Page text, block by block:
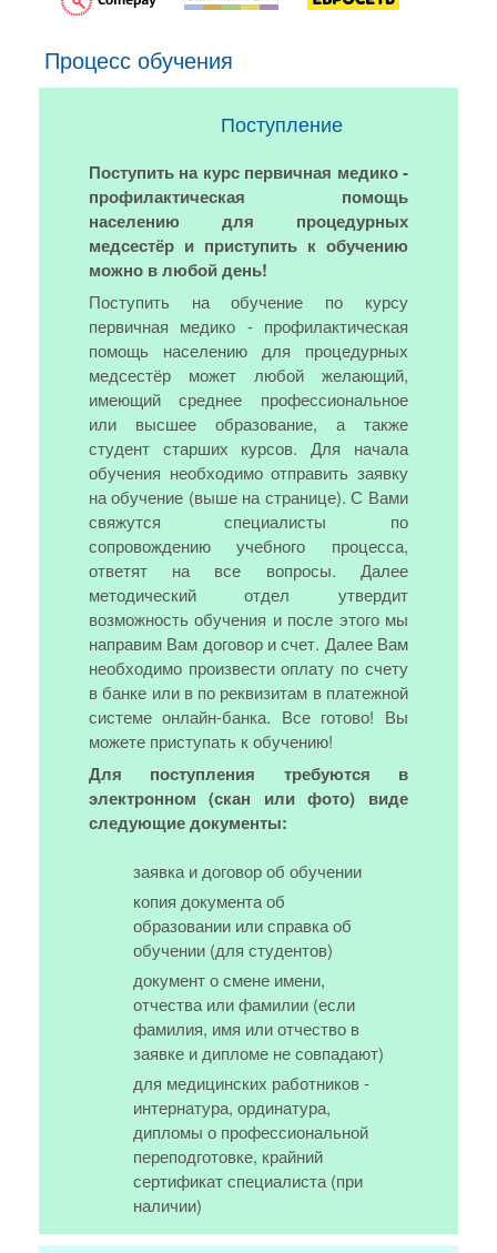
Процесс обучения
Поступление
Поступить на курс первичная медико -
профилактическая помощь
населению для процедурных
медсестёр и приступить к обучению
можно в любой день!
Поступить на обучение по курсу
первичная медико - профилактическая
помощь населению для процедурных
медсестёр может любой желающий,
имеющий среднее профессиональное
или высшее образование, а также
студент старших курсов. Для начала
обучения необходимо отправить заявку
на обучение (выше на странице). С Вами
свяжутся специалисты по
сопровождению учебного процесса,
ответят на все вопросы. Далее
методический отдел утвердит
возможность обучения и после этого мы
направим Вам договор и счет. Далее Вам
необходимо произвести оплату по счету
в банке или в по реквизитам в платежной
системе онлайн-банка. Все готово! Вы
можете приступать к обучению!
Для поступления требуются в
электронном (скан или фото) виде
следующие документы:
заявка и договор об обучении
копия документа об
образовании или справка об
обучении (для студентов)
документ о смене имени,
отчества или фамилии (если
фамилия, имя или отчество в
заявке и дипломе не совпадают)
для медицинских работников -
интернатура, ординатура,
дипломы о профессиональной
переподготовке, крайний
сертификат специалиста (при
наличии)